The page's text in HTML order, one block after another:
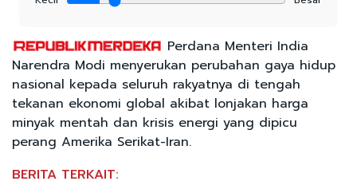
Perdana Menteri India
Narendra Modi menyerukan perubahan gaya hidup
nasional kepada seluruh rakyatnya di tengah
tekanan ekonomi global akibat lonjakan harga
minyak mentah dan krisis energi yang dipicu
perang Amerika Serikat-Iran.
BERITA TERKAIT: